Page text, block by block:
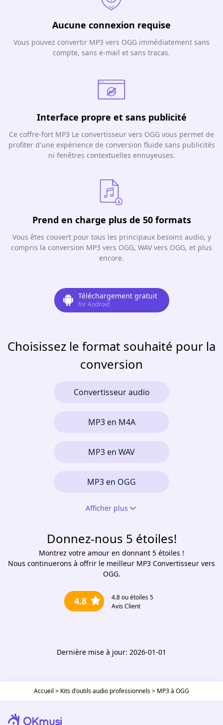
Aucune connexion requise
Vous pouvez convertir MP3 vers OGG immédiatement sans
compte, sans e-mail et sans tracas.
Interface propre et sans publicité
Ce coffre-fort MP3 Le convertisseur vers OGG vous permet de
profiter d'une expérience de conversion fluide sans publicités
ni fenêtres contextuelles ennuyeuses.
Prend en charge plus de 50 formats
Vous êtes couvert pour tous les principaux besoins audio, y
compris la conversion MP3 vers OGG, WAV vers OGG, et plus
encore.
Téléchargement gratuit
for Android
Choisissez le format souhaité pour la
conversion
Convertisseur audio
MP3 en M4A
MP3 en WAV
MP3 en OGG
Afficher plus
Donnez-nous 5 étoiles!
Montrez votre amour en donnant 5 étoiles !
Nous continuerons à offrir le meilleur MP3 Convertisseur vers
OGG.
4.8 4.8ou étoiles 5
Avis Client
Dernière mise à jour: 2026-01-01
Accueil > Kits d'outils audio professionnels> MP3 à OGG